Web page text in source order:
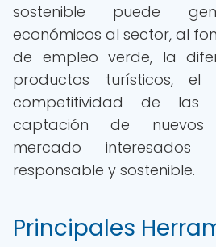
sostenible puede
económicos al sector, al
de empleo verde, la
productos turísticos,
competitividad de
captación de nuevos
mercado
responsable y sostenible.
Principales